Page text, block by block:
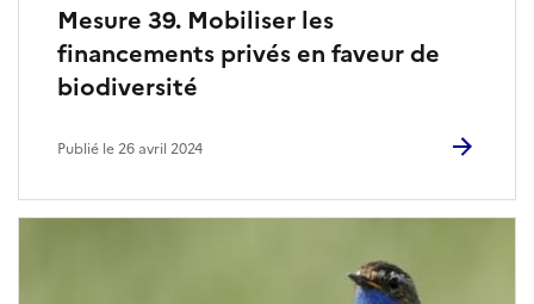
Mesure 39. Mobiliser les
financements privés en faveur de
biodiversité
Publié le 26 avril 2024